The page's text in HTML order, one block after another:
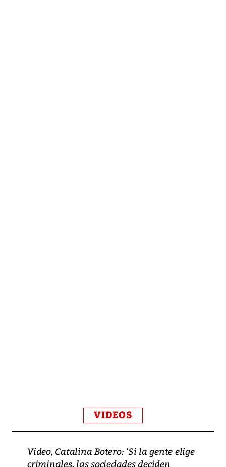
VIDEOS
Video, Catalina Botero: ‘Si la gente elige
criminales, las sociedades deciden